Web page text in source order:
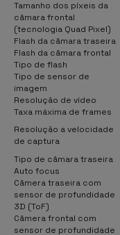
Tamanho dos píxeis da
câmara frontal
(tecnologia Quad Pixel)
Flash da câmara traseira
Flash da câmara frontal
Tipo de flash
Tipo de sensor de
imagem
Resolução de vídeo
Taxa máxima de frames
Resolução a velocidade
de captura
Tipo de câmara traseira
Auto focus
Câmera traseira com
sensor de profundidade
3D (ToF)
Câmera frontal com
sensor de profundidade